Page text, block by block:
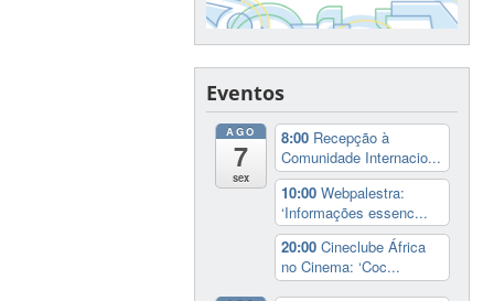
Eventos
AGO
7
sex
8:00 Recepção à
Comunidade Internacio...
10:00Webpalestra:
‘Informações essenc...
20:00Cineclube África
no Cinema: ‘Coc...